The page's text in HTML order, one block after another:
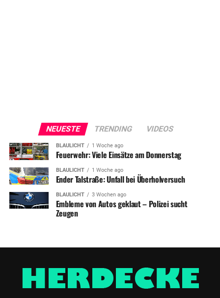
NEUESTE TRENDING VIDEOS
BLAULICHT 1 Woche ago
Feuerwehr: Viele Einsätze am Donnerstag
BLAULICHT 1 Woche ago
Ender Talstraße: Unfall bei Überholversuch
BLAULICHT 3 Wochen ago
Embleme von Autos geklaut – Polizei sucht
Zeugen